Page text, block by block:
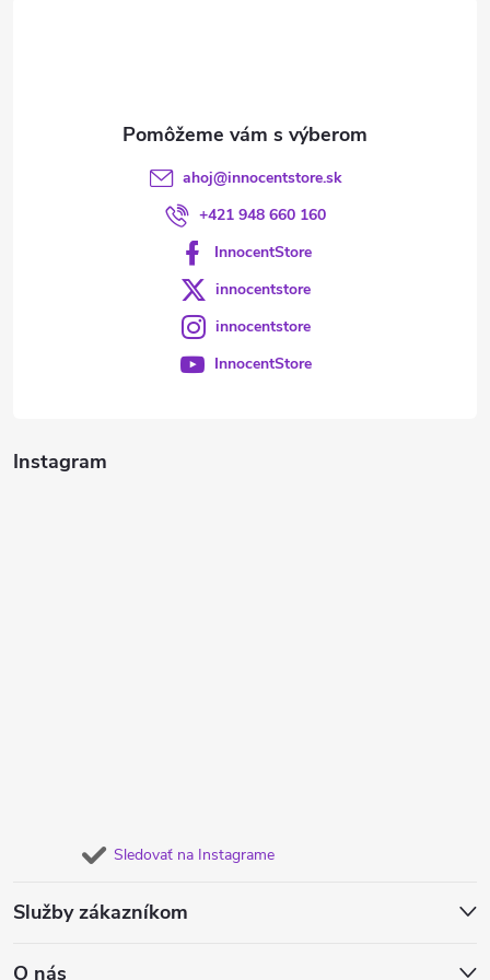
Instagram
Sledovať na Instagrame
Služby zákazníkom
O nás
ahoj@innocentstore.sk
+421 948 660 160
InnocentStore
innocentstore
innocentstore
InnocentStore